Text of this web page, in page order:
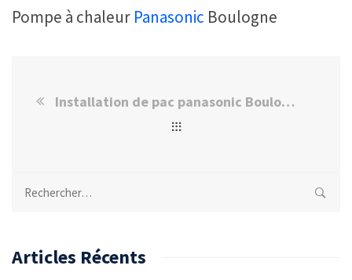
Pompe à chaleur Panasonic Boulogne
Installation de pac panasonic Boulogne-Billancourt
Rechercher :
Articles Récents